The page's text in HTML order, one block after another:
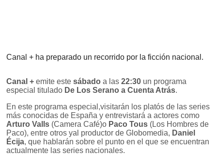
Canal + ha preparado un recorrido por la ficción nacional.
Canal + emite estesábado a las22:30 un programa
especial titulado De Los Serano a Cuenta Atrás.
En este programa especial,visitarán los platós de las series
más conocidas de España y entrevistará a actores como
Arturo Valls (Camera Café)o Paco Tous (Los Hombres de
Paco), entre otros yal productor de Globomedia, Daniel
Écija, que hablarán sobre el punto en el que se encuentran
actualmente las series nacionales.